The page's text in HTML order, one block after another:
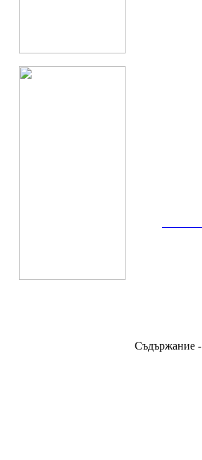
Съдържание -